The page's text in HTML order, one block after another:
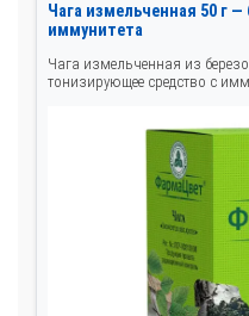
Чага измельченная 50 г
иммунитета
Чага измельченная из
тонизирующее средство с